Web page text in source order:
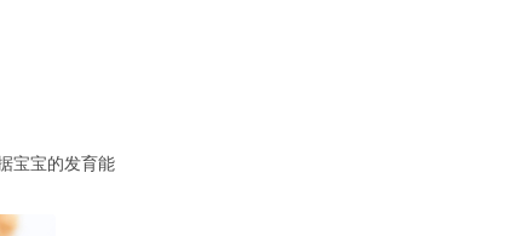
宝宝的发育能